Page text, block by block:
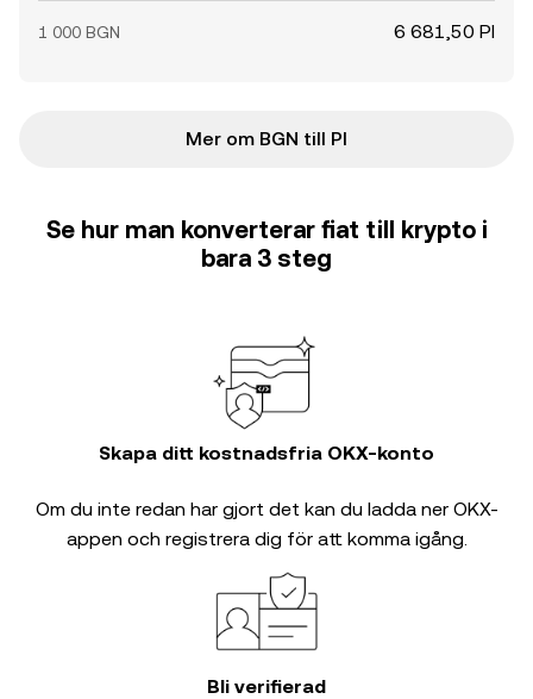
1 000 BGN 6 681,50 PI
Mer om BGN till PI
Se hur man konverterar fiat till krypto i
bara 3 steg
Skapa ditt kostnadsfria OKX-konto
Om du inte redan har gjort det kan du ladda ner OKX-
appen och registrera dig för att komma igång.
Bli verifierad